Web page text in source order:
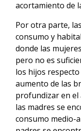
acortamiento de
Por otra parte,
consumo y
donde las
pero no es
los hijos
aumento de las
profundizar en el
las madres se
consumo medio-